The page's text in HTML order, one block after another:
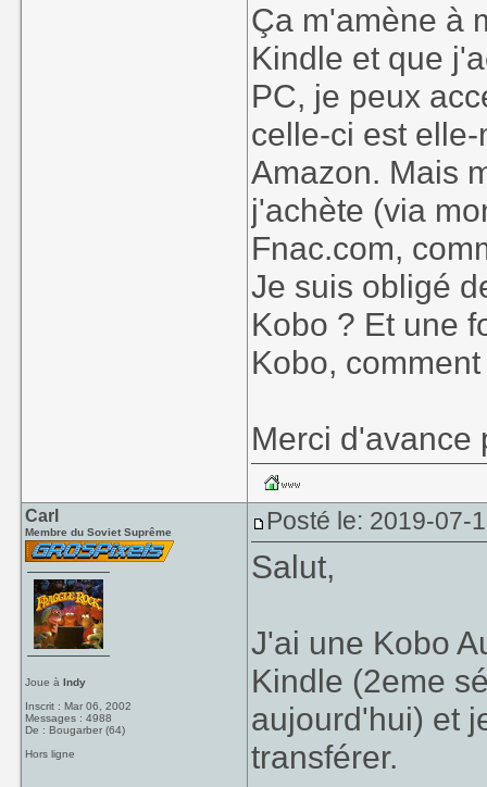
Ça m'amène à
Kindle et que
PC, je peux
celle-ci est
Amazon. Mais
j'achète (via
Fnac.com,
Je suis obligé
Kobo ? Et une
Kobo,
Merci d'avance
Carl
Membre du Soviet Suprême
Joue àIndy
Inscrit : Mar 06, 2002
Messages : 4988
De : Bougarber (64)
Hors ligne
Posté le: 2019-07-
Salut,
J'ai une Kobo
Kindle (2eme
aujourd'hui) et
transférer.